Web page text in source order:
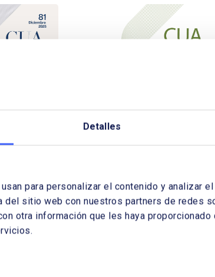
Detalles
para personalizar el contenido y analizar
del sitio web con nuestros partners de redes
otra información que les haya
de la
energética
ibérica
Clean Industrial
la
como piedra